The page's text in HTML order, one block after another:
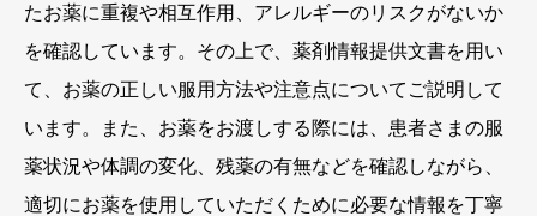
たお薬に重複や相互作用、アレルギーのリスクがないか
を確認しています。その上で、薬剤情報提供文書を用い
て、お薬の正しい服用方法や注意点についてご説明して
います。また、お薬をお渡しする際には、患者さまの服
薬状況や体調の変化、残薬の有無などを確認しながら、
適切にお薬を使用していただくために必要な情報を丁寧